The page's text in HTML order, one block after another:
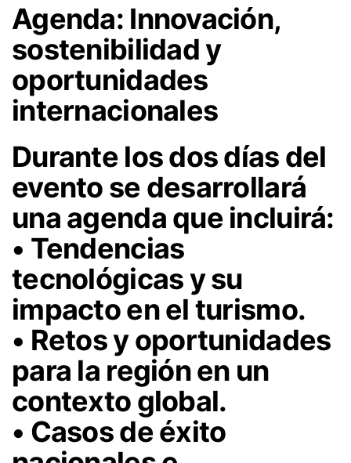
Agenda: Innovación,
sostenibilidad y
oportunidades
internacionales
Durante los dos días del
evento se desarrollará
una agenda que incluirá:
• Tendencias
tecnológicas y su
impacto en el turismo.
• Retos y oportunidades
para la región en un
contexto global.
• Casos de éxito